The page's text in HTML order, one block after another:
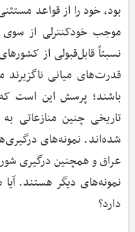
بود، خود را از قواعد
موجب خودکنترلی از سوی
نسبتاً قابل‌قبولی از
قدرت‌های میانی ناگزیرند
باشند؛ پرسش این است
تاریخی چنین منازعاتی
شده‌اند. نمونه‌های
عراق و همچنین درگیری
نمونه‌های دیگر هستند.
دارد؟